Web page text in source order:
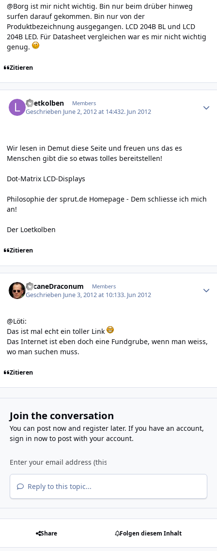
@Borg ist mir nicht wichtig. Bin nur beim drüber hinweg
surfen darauf gekommen. Bin nur von der
Produktbezeichnung ausgegangen. LCD 204B BL und LCD
204B LED. Für Datasheet vergleichen war es mir nicht wichtig
genug.
Zitieren
Loetkolben Members
Geschrieben June 2, 2012 at 14:432. Jun 2012
Wir lesen in Demut diese Seite und freuen uns das es
Menschen gibt die so etwas tolles bereitstellen!
Dot-Matrix LCD-Displays
Philosophie der sprut.de Homepage - Dem schliesse ich mich
an!
Der Loetkolben
Zitieren
ArcaneDraconum Members
Geschrieben June 3, 2012 at 10:133. Jun 2012
@Löti:
Das ist mal echt ein toller Link
Das Internet ist eben doch eine Fundgrube, wenn man weiss,
wo man suchen muss.
Zitieren
Join the conversation
You can post now and register later. If you have an account,
sign in nowto post with your account.
Reply to this topic...
Share Folgen diesem Inhalt